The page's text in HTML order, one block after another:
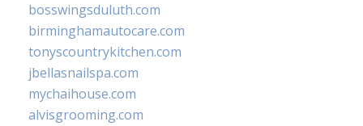
bosswingsduluth.com
birminghamautocare.com
tonyscountrykitchen.com
jbellasnailspa.com
mychaihouse.com
alvisgrooming.com